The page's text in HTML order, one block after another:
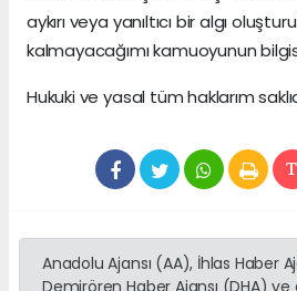
aykırı veya yanıltıcı bir algı
kalmayacağımı kamuoyunun
Hukuki ve yasal tüm haklarım
Anadolu Ajansı (AA), İhlas Haber